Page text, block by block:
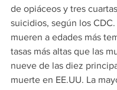
de opiáceos y tres
suicidios, según los
mueren a edades más
tasas más altas que las
nueve de las diez
muerte en EE.UU. La